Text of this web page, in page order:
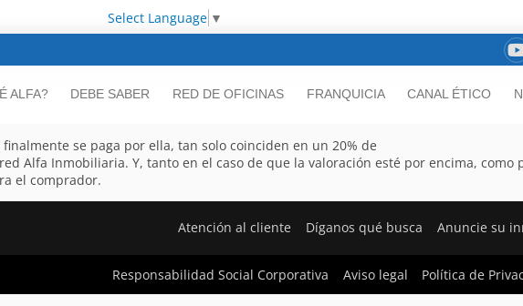
Select Language ▼
ALFA? DEBE SABER RED DE OFICINAS FRANQUICIA CANAL ÉTICO
se paga por ella, tan solo coinciden en un 20% de
Alfa Inmobiliaria. Y, tanto en el caso de que la valoración esté por encima, como
el comprador.
Atención al cliente Díganos qué busca Anuncie su
Responsabilidad Social Corporativa Aviso legal Política de